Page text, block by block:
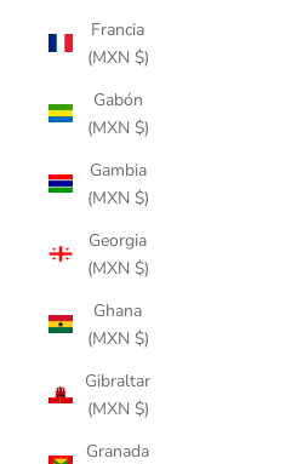
Francia
(MXN $)
Gabón
(MXN $)
Gambia
(MXN $)
Georgia
(MXN $)
Ghana
(MXN $)
Gibraltar
(MXN $)
Granada